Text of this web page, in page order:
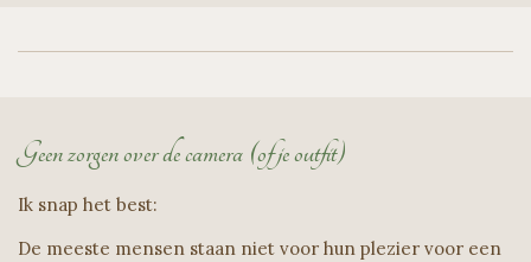
Geen zorgen over de camera (of je outfit)
Ik snap het best:
De meeste mensen staan niet voor hun plezier voor een